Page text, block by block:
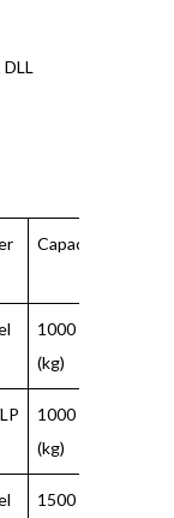
Capacity
1000
(kg)
1000
(kg)
1500